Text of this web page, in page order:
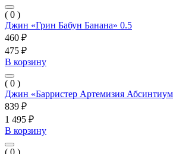
( 0 )
Джин «Грин Бабун Банана» 0.5
460 ₽
475 ₽
В корзину
( 0 )
Джин «Барристер Артемизия
839 ₽
1 495 ₽
В корзину
( 0 )